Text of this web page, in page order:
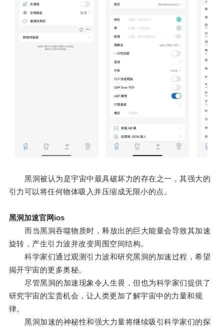
黑洞被认为是宇宙中最具破坏力的存在之一，其强大的
引力可以将任何物体吸入并压缩成无限小的点。
黑洞加速官网ios
而当黑洞吞噬物质时，释放出的巨大能量会导致其加速
旋转，产生引力波并改变周围空间结构。
科学家们通过观测引力波和研究黑洞的加速过程，希望
揭开宇宙的更多奥秘。
尽管黑洞的加速现象令人生畏，但也为科学家们提供了
研究宇宙的宝贵机会，让人类更加了解宇宙中的力量和规
律。
黑洞加速的神秘性和强大力量将继续吸引科学家们的探